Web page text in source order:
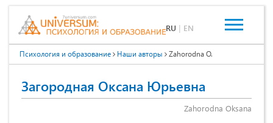
RU | EN
Психология и образование Наши авторы Zahorodna O.
Загородная Оксана Юрьевна
Zahorodna Oksana